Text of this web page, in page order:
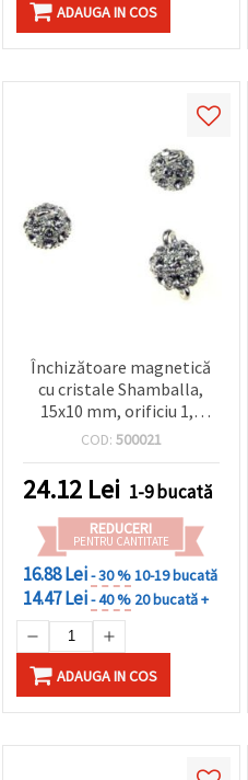
ADAUGA IN COS
Închizătoare magnetică
cu cristale Shamballa,
15x10 mm, orificiu 1,5
mm, culoare argintiu
COD: 500021
24.12 Lei 1-9 bucată
REDUCERI
PENTRU CANTITATE
16.88 Lei- 30 %10-19 bucată
14.47 Lei- 40 % 20 bucată +
ADAUGA IN COS